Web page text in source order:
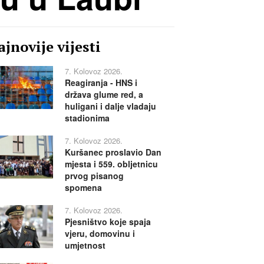
vijesti
7. Kolovoz 2026.
Reagiranja - HNS i
država glume red, a
huligani i dalje vladaju
stadionima
7. Kolovoz 2026.
Kuršanec proslavio Dan
mjesta i 559. obljetnicu
prvog pisanog
spomena
7. Kolovoz 2026.
Pjesništvo koje spaja
vjeru, domovinu i
umjetnost